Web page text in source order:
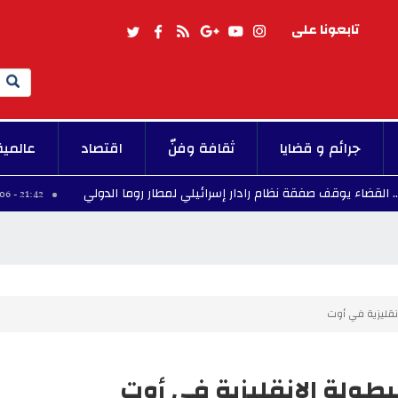
تابعونا على
Search
جرائم و قضايا ثقافة وفنّ اقتصاد
صفقة نظام رادار إسرائيلي لمطار روما الدولي 21:42 - 2026/08/06
في أوت